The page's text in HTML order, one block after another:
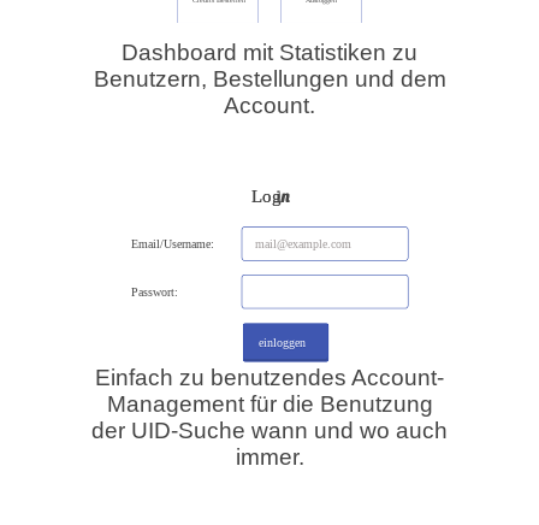
Dashboard mit Statistiken zu
Benutzern, Bestellungen und dem
Account.
Einfach zu benutzendes Account-
Management für die Benutzung
der UID-Suche wann und wo auch
immer.